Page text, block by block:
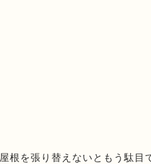
屋根を張り替えないともう駄